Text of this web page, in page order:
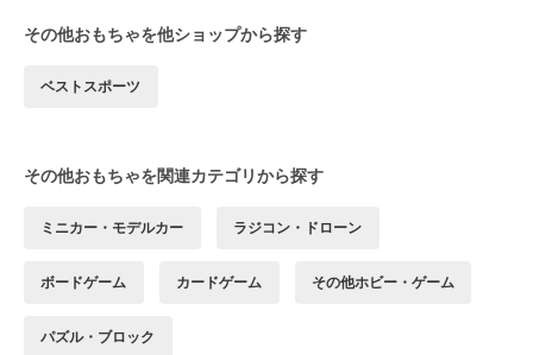
その他おもちゃを他ショップから探す
ベストスポーツ
その他おもちゃを関連カテゴリから探す
ミニカー・モデルカー ラジコン・ドローン
ボードゲーム カードゲーム その他ホビー・ゲーム
パズル・ブロック